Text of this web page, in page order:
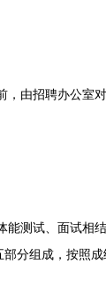
由招聘办公室
测试、面试相
分组成，按照